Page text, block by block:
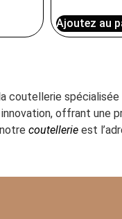
Ajoutez au
coutellerie
offrant une
coutellerieest